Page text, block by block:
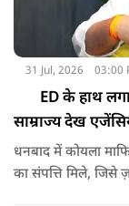
31 Jul, 2026 03:00
ED के हाथ
साम्राज्य देख
धनबाद में कोयला
का संपत्ति मिले, जिसे